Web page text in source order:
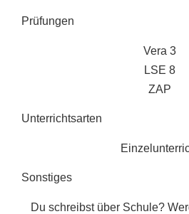
Prüfungen
Vera 3
LSE 8
ZAP
Unterrichtsarten
Sonstiges
Du schreibst über Schule?